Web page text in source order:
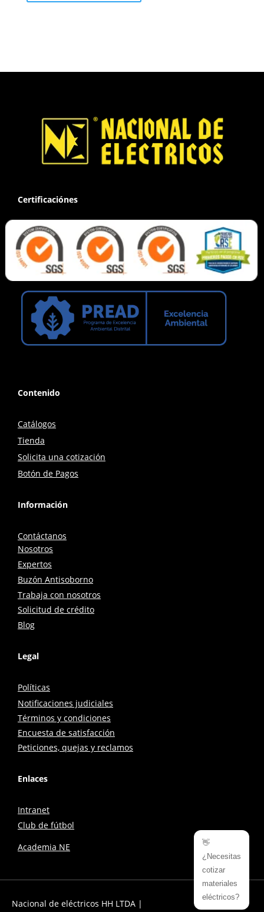
Certificaciónes
Contenido
Catálogos
Tienda
Solicita una cotización
Botón de Pagos
Información
Contáctanos
Nosotros
Expertos
Buzón Antisoborno
Trabaja con nosotros
Solicitud de crédito
Blog
Legal
Políticas
Notificaciones judiciales
Términos y condiciones
Encuesta de satisfacción
Peticiones, quejas y reclamos
Enlaces
Intranet
Club de fútbol
Academia NE
👋
¿Necesitas
cotizar
materiales
eléctricos?
Nacional de eléctricos HH LTDA |